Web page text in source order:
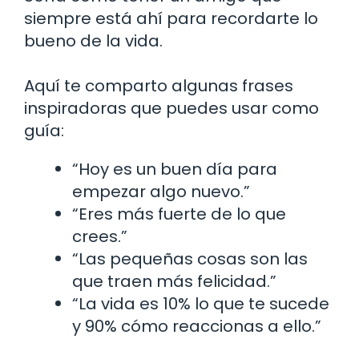
siempre está ahí para recordarte lo
bueno de la vida.
Aquí te comparto algunas frases
inspiradoras que puedes usar como
guía:
“Hoy es un buen día para
empezar algo nuevo.”
“Eres más fuerte de lo que
crees.”
“Las pequeñas cosas son las
que traen más felicidad.”
“La vida es 10% lo que te sucede
y 90% cómo reaccionas a ello.”